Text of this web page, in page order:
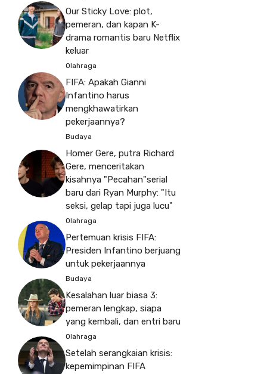
Our Sticky Love: plot,
pemeran, dan kapan K-
drama romantis baru Netflix
keluar
Olahraga
FIFA: Apakah Gianni
Infantino harus
mengkhawatirkan
pekerjaannya?
Budaya
Homer Gere, putra Richard
Gere, menceritakan
kisahnya "Pecahan"serial
baru dari Ryan Murphy: "Itu
seksi, gelap tapi juga lucu"
Olahraga
Pertemuan krisis FIFA:
Presiden Infantino berjuang
untuk pekerjaannya
Budaya
Kesalahan luar biasa 3:
pemeran lengkap, siapa
yang kembali, dan entri baru
Olahraga
Setelah serangkaian krisis:
kepemimpinan FIFA